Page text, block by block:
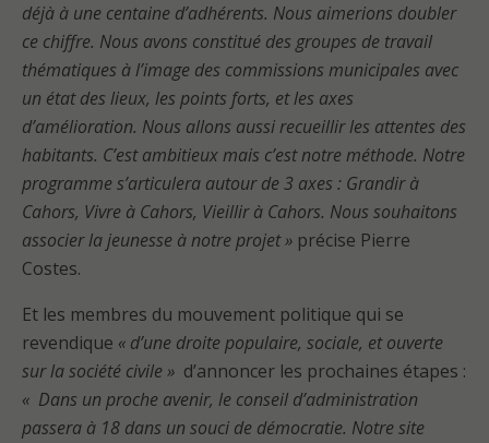
déjà à une centaine d’adhérents. Nous aimerions doubler
ce chiffre. Nous avons constitué des groupes de travail
thématiques à l’image des commissions municipales avec
un état des lieux, les points forts, et les axes
d’amélioration. Nous allons aussi recueillir les attentes des
habitants. C’est ambitieux mais c’est notre méthode. Notre
programme s’articulera autour de 3 axes : Grandir à
Cahors, Vivre à Cahors, Vieillir à Cahors. Nous souhaitons
associer la jeunesse à notre projet » précise Pierre
Costes.
Et les membres du mouvement politique qui se
revendique « d’une droite populaire, sociale, et ouverte
sur la société civile » d’annoncer les prochaines étapes :
« Dans un proche avenir, le conseil d’administration
passera à 18 dans un souci de démocratie. Notre site